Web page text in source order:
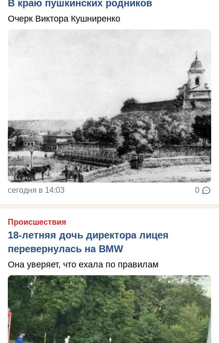
В краю пушкинских родников
Очерк Виктора Кушниренко
сегодня в 14:03 0
Происшествия
18-летняя дочь директора лицея
перевернулась на BMW
Она уверяет, что ехала по правилам